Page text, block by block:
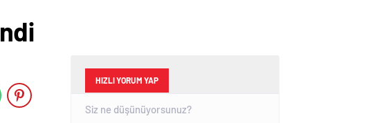
HIZLI YORUM YAP